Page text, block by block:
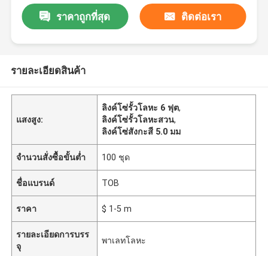
ราคาถูกที่สุด ติดต่อเรา
รายละเอียดสินค้า
แสงสูง:
ลิงค์โซ่รั้วโลหะ 6 ฟุต,
ลิงค์โซ่รั้วโลหะสวน,
ลิงค์โซ่สังกะสี 5.0 มม
จำนวนสั่งซื้อขั้นต่ำ 100 ชุด
ชื่อแบรนด์ TOB
ราคา $ 1-5 m
รายละเอียดการบรร
จุ
พาเลทโลหะ